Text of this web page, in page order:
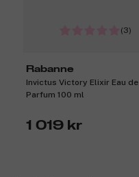
(3)
Rabanne
Invictus Victory Elixir Eau de
Parfum 100 ml
1 019 kr